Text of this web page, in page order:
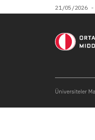
21/05/2026
Üniversiteler